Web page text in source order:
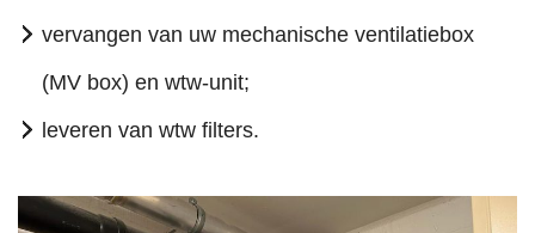
vervangen van uw mechanische ventilatiebox
(MV box) en wtw-unit;
leveren van wtw filters.